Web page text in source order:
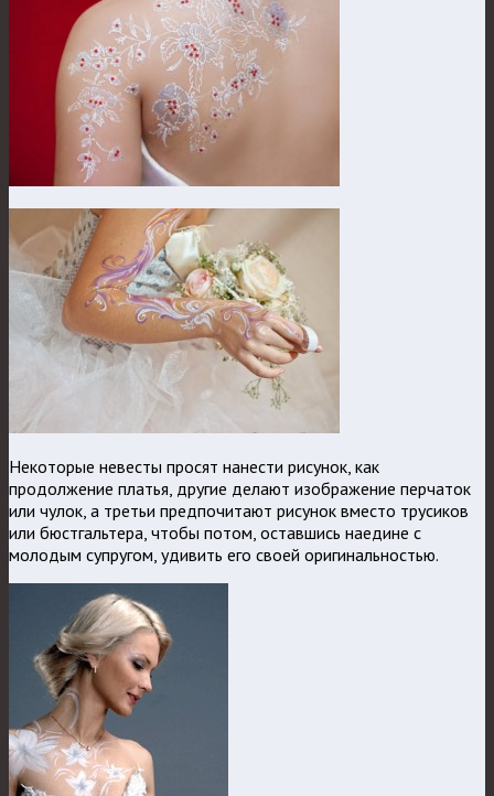
Некоторые невесты просят нанести рисунок, как
продолжение платья, другие делают изображение перчаток
или чулок, а третьи предпочитают рисунок вместо трусиков
или бюстгальтера, чтобы потом, оставшись наедине с
молодым супругом, удивить его своей оригинальностью.